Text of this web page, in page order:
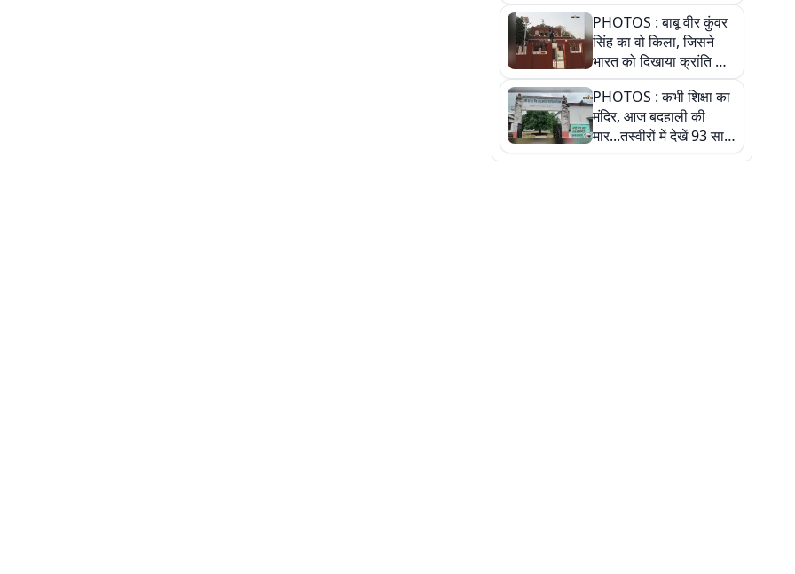
PHOTOS : बाबू वीर कुंवर
सिंह का वो किला, जिसने
भारत को दिखाया क्रांति का
रास्ता: तस्वीरों में देखिए
PHOTOS : कभी शिक्षा का
मंदिर, आज बदहाली की
मार...तस्वीरों में देखें 93 साल
पुराने इस हाई स्कूल की